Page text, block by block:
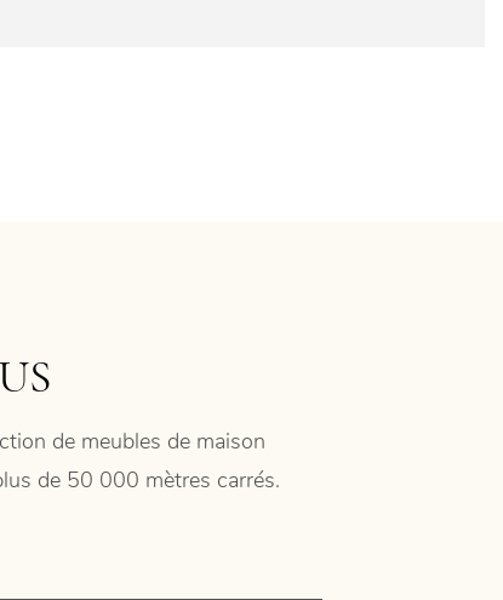
de meubles de maison
de 50 000 mètres carrés.